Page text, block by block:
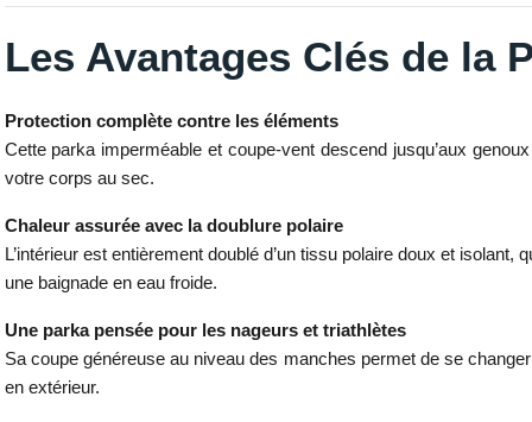
Les Avantages Clés de la
Protection complète contre les éléments
Cette parka imperméable et coupe-vent descend jusqu’aux
votre corps au sec.
Chaleur assurée avec la doublure polaire
L’intérieur est entièrement doublé d’un tissu polaire doux et
une baignade en eau froide.
Une parka pensée pour les nageurs et triathlètes
Sa coupe généreuse au niveau des manches permet de se
en extérieur.